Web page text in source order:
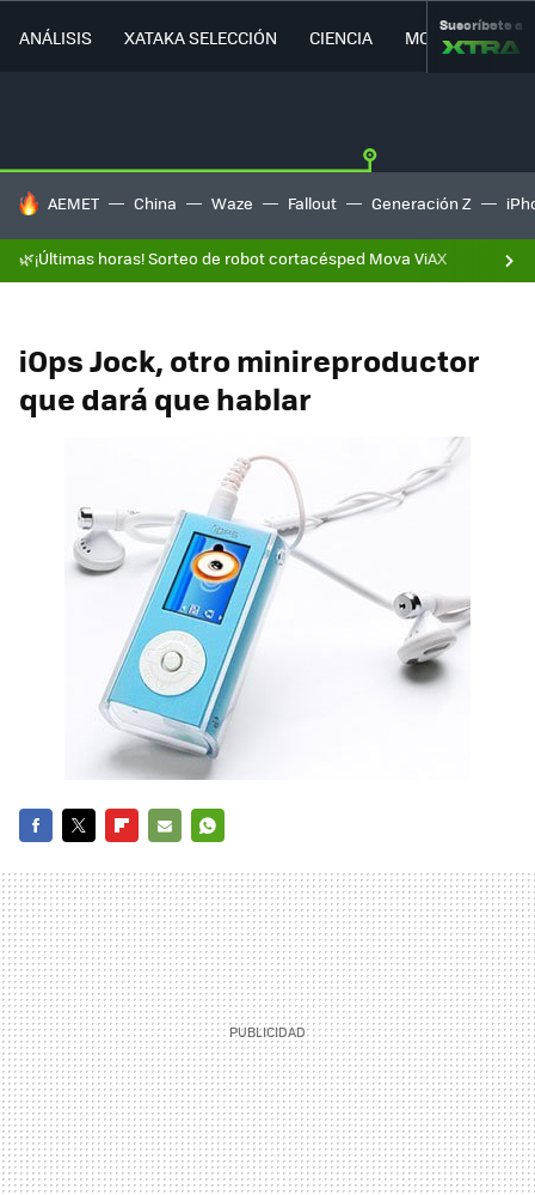
ANÁLISIS XATAKA SELECCIÓN CIENCIA MOVILIDAD
Suscríbete a
HOY SE HABLA DE
AEMET China Waze Fallout Generación Z
🌿¡Últimas horas! Sorteo de robot cortacésped Mova ViAX
iOps Jock, otro minireproductor
que dará que hablar
MAIL